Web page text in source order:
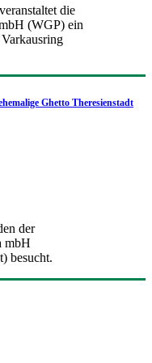
die
(WGP) ein
Ghetto Theresienstadt
der
mbH
besucht.